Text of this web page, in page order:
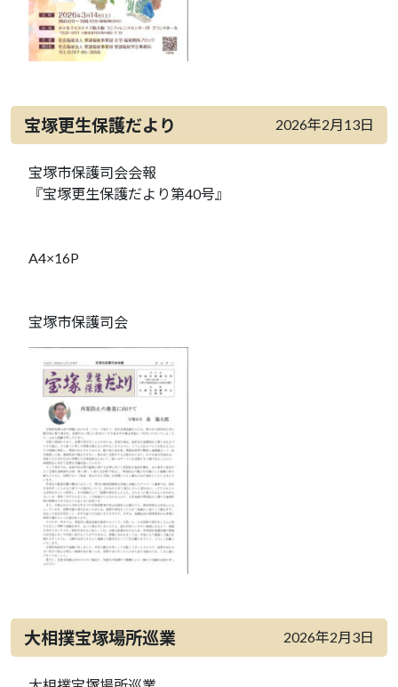
宝塚更生保護だより 2026年2月13日
宝塚市保護司会会報
『宝塚更生保護だより第40号』
A4×16P
宝塚市保護司会
大相撲宝塚場所巡業 2026年2月3日